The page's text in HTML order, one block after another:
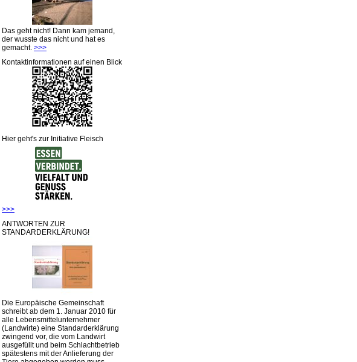
Das geht nicht! Dann kam jemand,
der wusste das nicht und hat es
gemacht. >>>
Kontaktinformationen auf einen Blick
Hier geht's zur Initiative Fleisch
>>>
ANTWORTEN ZUR
STANDARDERKLÄRUNG!
Die Europäische Gemeinschaft
schreibt ab dem 1. Januar 2010 für
alle Lebensmittelunternehmer
(Landwirte) eine Standarderklärung
zwingend vor, die vom Landwirt
ausgefüllt und beim Schlachtbetrieb
spätestens mit der Anlieferung der